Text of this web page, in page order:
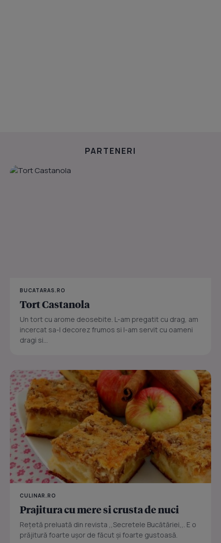
PARTENERI
BUCATARAS.RO
Tort Castanola
Un tort cu arome deosebite. L-am pregatit cu drag, am
incercat sa-l decorez frumos si l-am servit cu oameni
dragi si...
CULINAR.RO
Prajitura cu mere si crusta de nuci
Reţetă preluată din revista ,,Secretele Bucătăriei,,. E o
prăjitură foarte uşor de făcut şi foarte gustoasă.